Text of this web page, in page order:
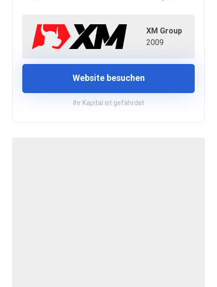
XM Group
2009
Website besuchen
Ihr Kapital ist gefährdet